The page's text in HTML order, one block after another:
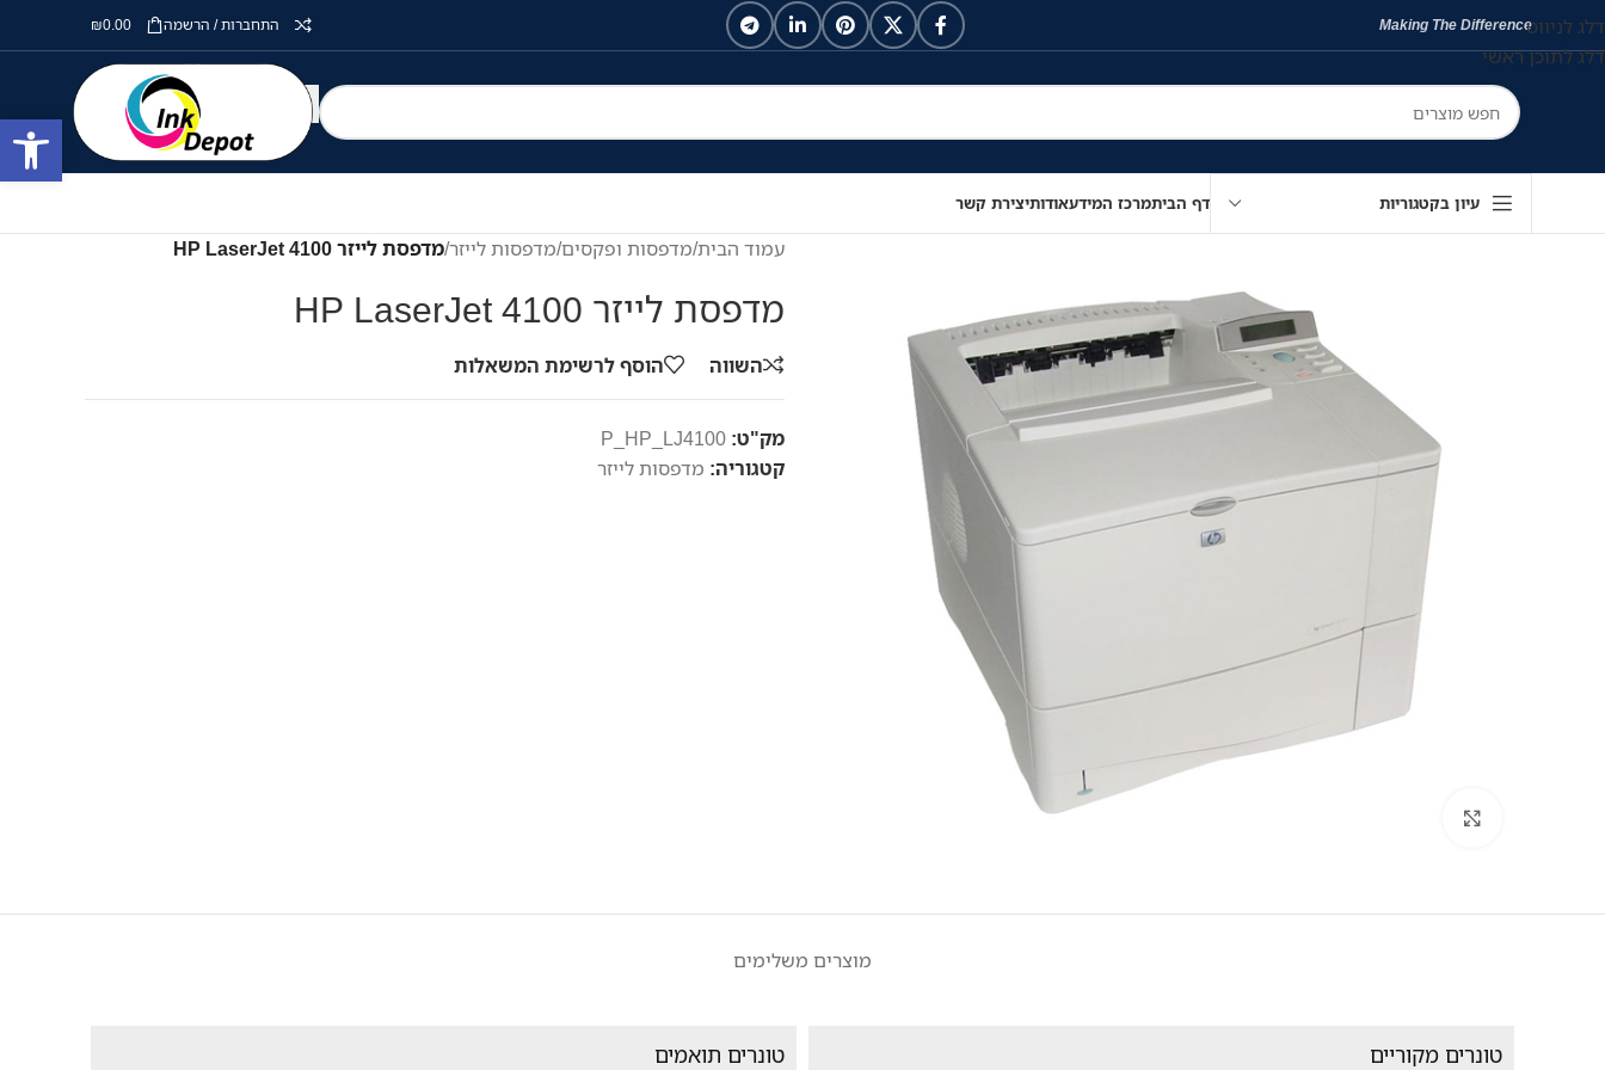
דלג לניווט
דלג לתוכן ראשי
Making The Difference התחברות / הרשמה ₪0.00
עיון בקטגוריות דף הביתמרכז המידעאודותיצירת קשר
עמוד הבית/מדפסות ופקסים/מדפסות לייזר/מדפסת לייזר HP LaserJet 4100
מדפסת לייזר HP LaserJet 4100
השווה הוסף לרשימת המשאלות
מק"ט: P_HP_LJ4100
קטגוריה: מדפסות לייזר
מוצרים משלימים
טונרים מקוריים טונרים תואמים
פתח